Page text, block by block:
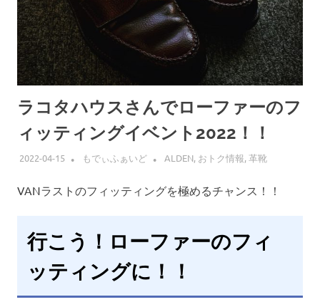
ラコタハウスさんでローファーのフ
ィッティングイベント2022！！
2022-04-15 もでぃふぁいど ALDEN, おトク情報,革靴
VANラストのフィッティングを極めるチャンス！！
行こう！ローファーのフィ
ッティングに！！